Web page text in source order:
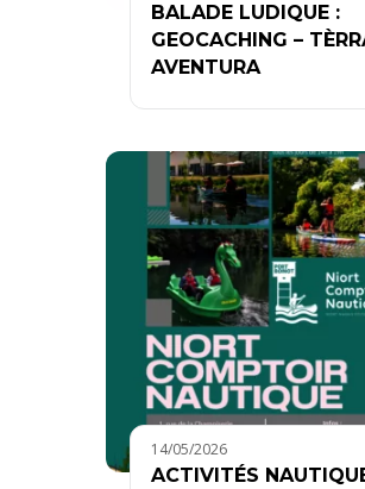
BALADE LUDIQUE :
GEOCACHING –
AVENTURA
14/05/2026
ACTIVITÉS